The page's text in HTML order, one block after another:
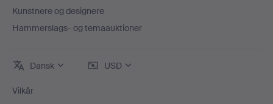
Kunstnere og designere
Hammerslags- og temaauktioner
Dansk USD
Vilkår